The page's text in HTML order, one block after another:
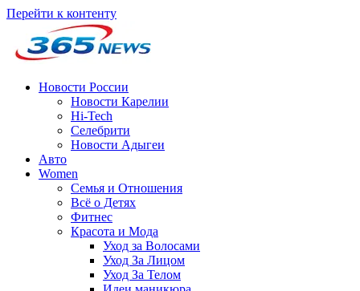
Перейти к контенту
Новости России
Новости Карелии
Hi-Tech
Селебрити
Новости Адыгеи
Авто
Women
Семья и Отношения
Всё о Детях
Фитнес
Красота и Мода
Уход за Волосами
Уход За Лицом
Уход За Телом